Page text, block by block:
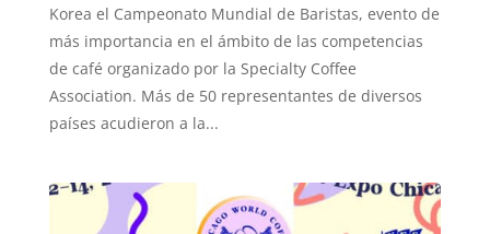
Korea el Campeonato Mundial de Baristas, evento de
más importancia en el ámbito de las competencias
de café organizado por la Specialty Coffee
Association. Más de 50 representantes de diversos
países acudieron a la...